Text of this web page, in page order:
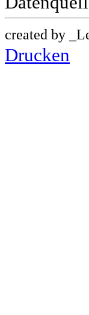
created by
Drucken